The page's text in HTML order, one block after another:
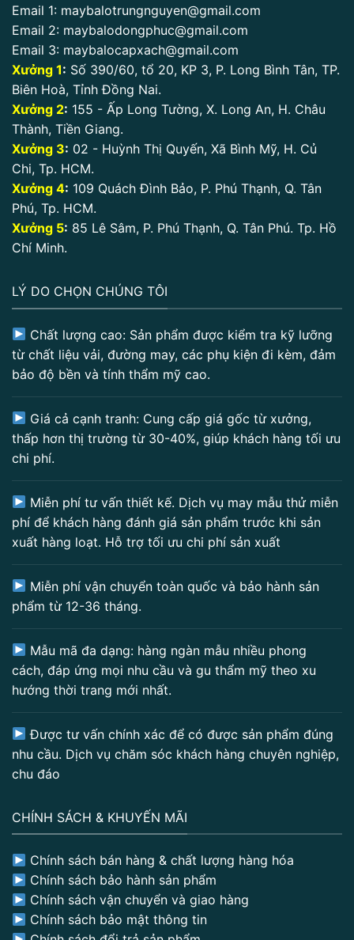
Email 1: maybalotrungnguyen@gmail.com
Email 2: maybalodongphuc@gmail.com
Email 3: maybalocapxach@gmail.com
Xưởng 1: Số 390/60, tổ 20, KP 3, P. Long Bình Tân, TP.
Biên Hoà, Tỉnh Đồng Nai.
Xưởng 2: 155 - Ấp Long Tường, X. Long An, H. Châu
Thành, Tiền Giang.
Xưởng 3: 02 - Huỳnh Thị Quyến, Xã Bình Mỹ, H. Củ
Chi, Tp. HCM.
Xưởng 4: 109 Quách Đình Bảo, P. Phú Thạnh, Q. Tân
Phú, Tp. HCM.
Xưởng 5: 85 Lê Sâm, P. Phú Thạnh, Q. Tân Phú. Tp. Hồ
Chí Minh.
LÝ DO CHỌN CHÚNG TÔI
Chất lượng cao: Sản phẩm được kiểm tra kỹ lưỡng
từ chất liệu vải, đường may, các phụ kiện đi kèm, đảm
bảo độ bền và tính thẩm mỹ cao.
Giá cả cạnh tranh: Cung cấp giá gốc từ xưởng,
thấp hơn thị trường từ 30-40%, giúp khách hàng tối ưu
chi phí.
Miễn phí tư vấn thiết kế. Dịch vụ may mẫu thử miễn
phí để khách hàng đánh giá sản phẩm trước khi sản
xuất hàng loạt. Hỗ trợ tối ưu chi phí sản xuất
Miễn phí vận chuyển toàn quốc và bảo hành sản
phẩm từ 12-36 tháng.
Mẫu mã đa dạng: hàng ngàn mẫu nhiều phong
cách, đáp ứng mọi nhu cầu và gu thẩm mỹ theo xu
hướng thời trang mới nhất.
Được tư vấn chính xác để có được sản phẩm đúng
nhu cầu. Dịch vụ chăm sóc khách hàng chuyên nghiệp,
chu đáo
CHÍNH SÁCH & KHUYẾN MÃI
Chính sách bán hàng & chất lượng hàng hóa
Chính sách bảo hành sản phẩm
Chính sách vận chuyển và giao hàng
Chính sách bảo mật thông tin